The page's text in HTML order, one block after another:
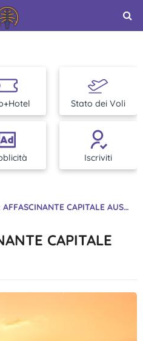
Stato dei Voli
Iscriviti
CAPITALE AUSTRIACA
CAPITALE